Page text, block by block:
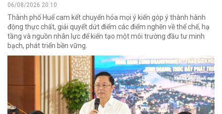
06/08/2026 20:10
Thành phố Huế cam kết chuyển hóa mọi ý kiến góp ý thành hành
động thực chất, giải quyết dứt điểm các điểm nghẽn về thể chế, hạ
tầng và nguồn nhân lực để kiến tạo một môi trường đầu tư minh
bạch, phát triển bền vững.